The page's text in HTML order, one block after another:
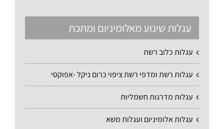
עגלות שינוע מאלומיניום ומתכת
עגלות כלוב רשת
עגלות רשת ומדפי רשת ציפוי כרום ניקל -אפוקסי
עגלות מדרגות חשמליות
עגלות אלומיניום ועגלות משא